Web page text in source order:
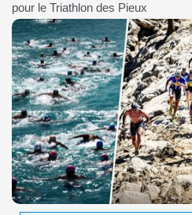
pour le Triathlon des Pieux